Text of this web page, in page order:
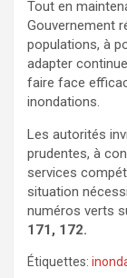
Tout en
Gouvernement
populations, à
adapter
faire face
inondations.
Les autorités
prudentes, à
services
situation
numéros verts
171, 172.
Étiquettes: